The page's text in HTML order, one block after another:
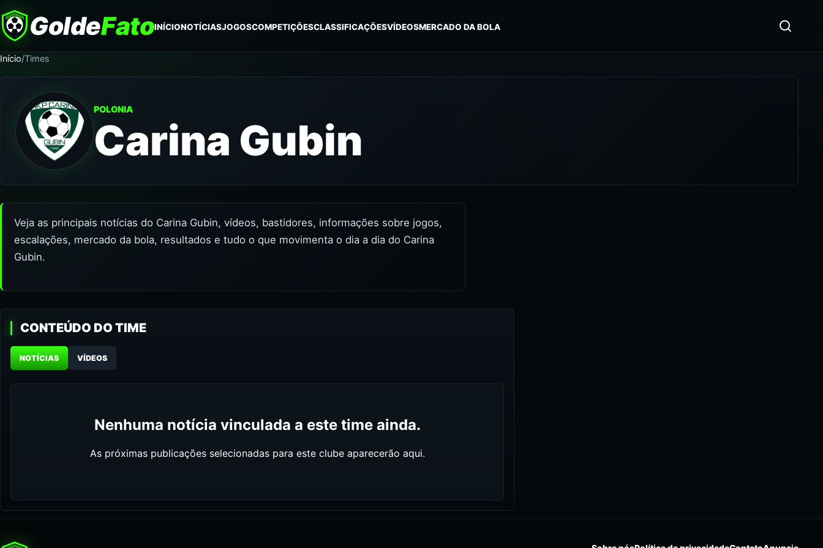
GoldeFatoINÍCIONOTÍCIASJOGOSCOMPETIÇÕESCLASSIFICAÇÕESVÍDEOSMERCADO DA BOLA
Início/Times
POLONIA
Carina Gubin
Veja as principais notícias do Carina Gubin, vídeos, bastidores, informações sobre jogos,
escalações, mercado da bola, resultados e tudo o que movimenta o dia a dia do Carina
Gubin.
CONTEÚDO DO TIME
NOTÍCIAS VÍDEOS
Nenhuma notícia vinculada a este time ainda.
As próximas publicações selecionadas para este clube aparecerão aqui.